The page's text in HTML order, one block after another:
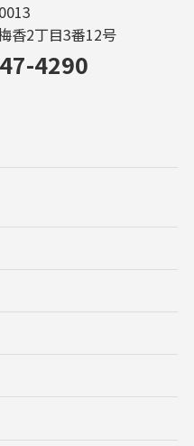
香2丁目3番12号
4290